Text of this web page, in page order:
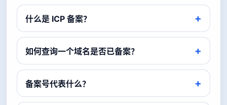
什么是 ICP 备案？
如何查询一个域名是否已备案？
备案号代表什么？